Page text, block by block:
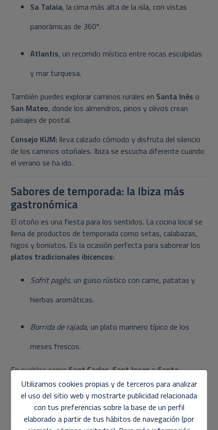
Sa Talaia, la cima más alta de la isla, con vistas
panorámicas de 360º.
Atlantis, un recorrido místico entre rocas esculpidas
y mar turquesa.
También puedes explorar caminos rurales en Santa Inés o
San Mateo, donde los almendros, pinos y olivos crean
paisajes de postal.
Consejo KUM: lleva calzado cómodo y disfruta del silencio
de los caminos otoñales. Ibiza se escucha diferente cuando
el verano se ha ido.
Sabores de temporada: la Ibiza más
gastronómica
El otoño es una fiesta para los sentidos. La cocina local se
llena de productos de temporada como setas, calabazas,
higos y boniatos. Es la ocasión perfecta para saborear los
platos tradicionales ibicencos:
Sofrit pagès, un guiso rústico con carne, patatas y
hierbas aromáticas.
Borrida de rajada, un plato marinero típico de los
meses frescos.
En pueblos comoSant Carles,Sant JosepoSanta
Gertrudis, los restaurantes locales ofrecen menús más
relajados, donde la comida se disfruta sin prisa y las
conversaciones fluyen.
Recomendación KUM:visita los mercados agrícolas de
Utilizamos cookies propias y de terceros para analizar
el uso del sitio web y mostrarte publicidad relacionada
con tus preferencias sobre la base de un perfil
elaborado a partir de tus hábitos de navegación (por